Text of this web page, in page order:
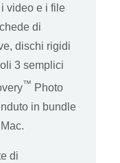
video e i file
di
dischi rigidi
3 semplici
™ Photo
in bundle
di